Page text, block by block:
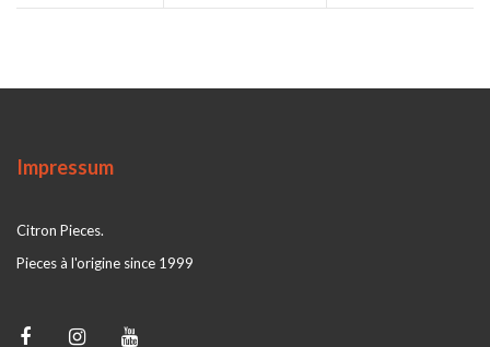
Impressum
Citron Pieces.
Pieces à l'origine since 1999